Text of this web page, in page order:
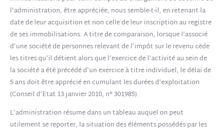
l’administration, être appréciée, nous semble-t-il, en retenant la
date de leur acquisition et non celle de leur inscription au registre
de ses immobilisations. A titre de comparaison, lorsque l’associé
d’une société de personnes relevant de l’impôt sur le revenu cède
les titres qu’il détient alors que l’exercice de l’activité au sein de
la société a été précédé d’un exercice à titre individuel, le délai de
5 ans doit être apprécié en cumulant les durées d’exploitation
(Conseil d’Etat 13 janvier 2010, n° 301985).
L’administration résume dans un tableau auquel on peut
utilement se reporter, la situation des éléments possédés par les